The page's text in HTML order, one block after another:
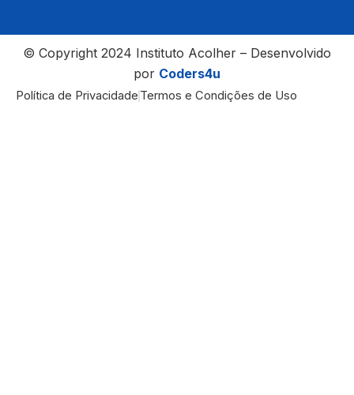
© Copyright 2024 Instituto Acolher – Desenvolvido
por Coders4u
Política de Privacidade Termos e Condições de Uso